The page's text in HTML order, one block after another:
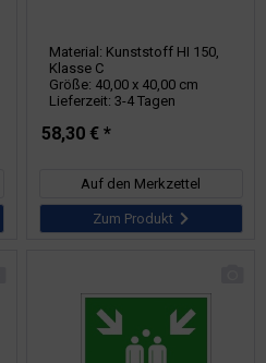
Material: Kunststoff HI 150,
Klasse C
Größe: 40,00 x 40,00 cm
Lieferzeit: 3-4 Tagen
58,30 € *
Auf den Merkzettel
Zum Produkt